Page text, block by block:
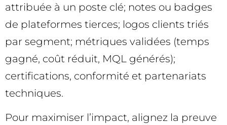
attribuée à un poste clé; notes ou badges
de plateformes tierces; logos clients triés
par segment; métriques validées (temps
gagné, coût réduit, MQL générés);
certifications, conformité et partenariats
techniques.
Pour maximiser l’impact, alignez la preuve